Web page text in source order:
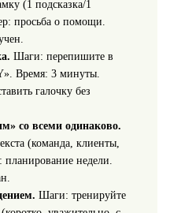
(1 подсказка/1
просьба о помощи.
Шаги: перепишите в
Время: 3 минуты.
галочку без
со всеми одинаково.
(команда, клиенты,
планирование недели.
Шаги: тренируйте